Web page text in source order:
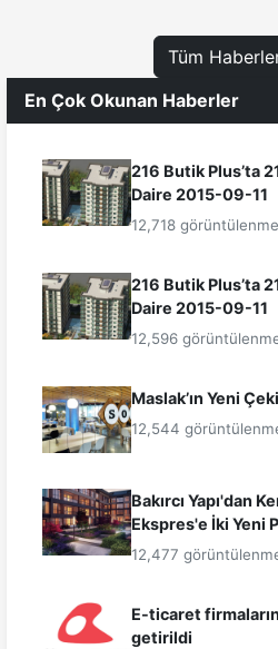
Tüm
En Çok Okunan Haberler
216 Butik Plus’ta
Daire 2015-09-11
12,718 görüntülenme
216 Butik Plus’ta
Daire 2015-09-11
12,596
Maslak’ın Yeni
12,544
Bakırcı Yapı'dan
Ekspres'e İki Yeni
12,477
E-ticaret
getirildi